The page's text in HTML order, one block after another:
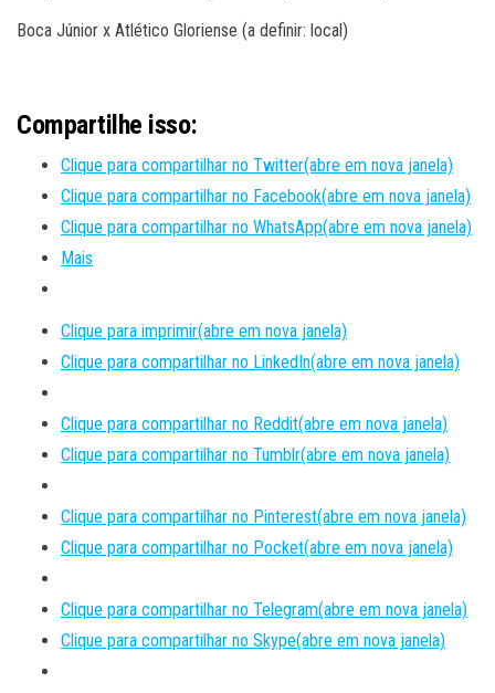
Boca Júnior x Atlético Gloriense (a definir: local)
Compartilhe isso:
Clique para compartilhar no Twitter(abre em nova janela)
Clique para compartilhar no Facebook(abre em nova janela)
Clique para compartilhar no WhatsApp(abre em nova janela)
Mais
Clique para imprimir(abre em nova janela)
Clique para compartilhar no LinkedIn(abre em nova janela)
Clique para compartilhar no Reddit(abre em nova janela)
Clique para compartilhar no Tumblr(abre em nova janela)
Clique para compartilhar no Pinterest(abre em nova janela)
Clique para compartilhar no Pocket(abre em nova janela)
Clique para compartilhar no Telegram(abre em nova janela)
Clique para compartilhar no Skype(abre em nova janela)